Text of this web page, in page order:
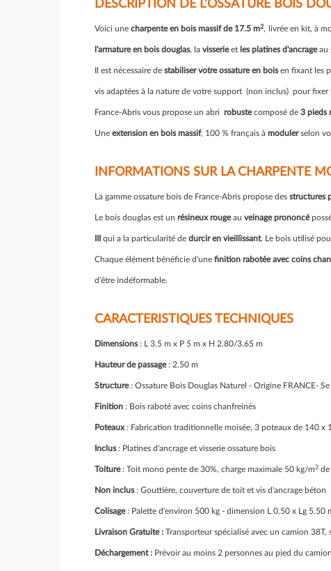
DESCRIPTION DE L'OSSATURE BOIS
Voici une charpente en bois massif de 17.5 m2, livrée en kit, à
l'armature en bois douglas, la visserieet les platines d'ancrageau
Il est nécessaire de stabiliser votre ossature en boisen fixant les
vis adaptées à la nature de votre support (non inclus) pour fixer
France-Abris vous propose un abri robustecomposé de 3 pieds
Une extension en bois massif, 100 % français à modulerselon
INFORMATIONS SUR LA CHARPENTE
La gamme ossature bois de France-Abris propose des structures
Le bois douglas est un résineux rougeau veinage prononcé
qui a la particularité de durcir en vieillissant. Le bois utilisé
Chaque élément bénéficie d'une finition rabotée avec coins
d'être indéformable.
CARACTERISTIQUES TECHNIQUES
Dimensions: L 3.5 m x P 5 m x H 2.80/3.65 m
Hauteur de passage: 2.50 m
Structure: Ossature Bois Douglas Naturel - Origine FRANCE-
Finition : Bois raboté avec coins chanfreinés
Poteaux: Fabrication traditionnelle moisée, 3 poteaux de 140 x
Inclus: Platines d'ancrage et visserie ossature bois
Toiture: Toit mono pente de 30%, charge maximale 50 kg/m2 de
Non inclus: Gouttière, couverture de toit et vis d'ancrage béton
Colisage: Palette d'environ 500 kg - dimension L 0.50 x Lg 5.50
Livraison Gratuite : Transporteur spécialisé avec un camion
Déchargement : Prévoir au moins 2 personnes au pied du